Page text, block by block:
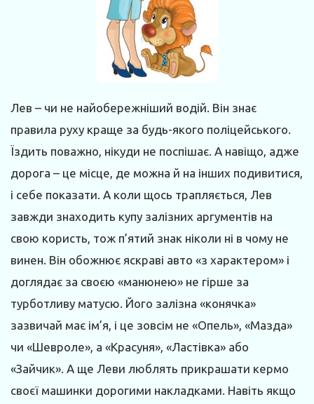
Лев – чи не найобережніший водій. Він знає
правила руху краще за будь-якого поліцейського.
Їздить поважно, нікуди не поспішає. А навіщо, адже
дорога – це місце, де можна й на інших подивитися,
і себе показати. А коли щось трапляється, Лев
завжди знаходить купу залізних аргументів на
свою користь, тож п’ятий знак ніколи ні в чому не
винен. Він обожнює яскраві авто «з характером» і
доглядає за своєю «манюнею» не гірше за
турботливу матусю. Його залізна «конячка»
зазвичай має ім’я, і це зовсім не «Опель», «Мазда»
чи «Шевроле», а «Красуня», «Ластівка» або
«Зайчик». А ще Леви люблять прикрашати кермо
своєї машинки дорогими накладками. Навіть якщо